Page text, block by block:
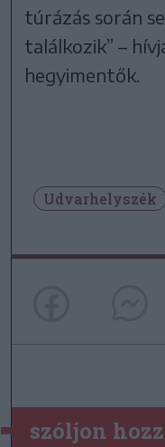
túrázás során
találkozik” –
hegyimentők.
Udvarhelyszék
szóljon